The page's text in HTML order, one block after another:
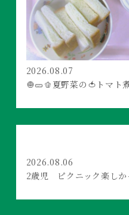
2026.08.07
🧅🥒🫑夏野菜の🍅トマト
2026.08.06
2歳児 ピクニック楽しか